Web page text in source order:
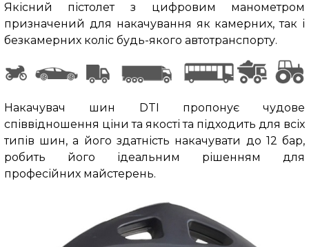
Якісний пістолет з цифровим манометром
призначений для накачування як камерних, так і
безкамерних коліс будь-якого автотранспорту.
Накачувач шин DTI пропонує чудове
співвідношення ціни та якості та підходить для всіх
типів шин, а його здатність накачувати до12 бар,
робить його ідеальним рішенням для
професійних майстерень.